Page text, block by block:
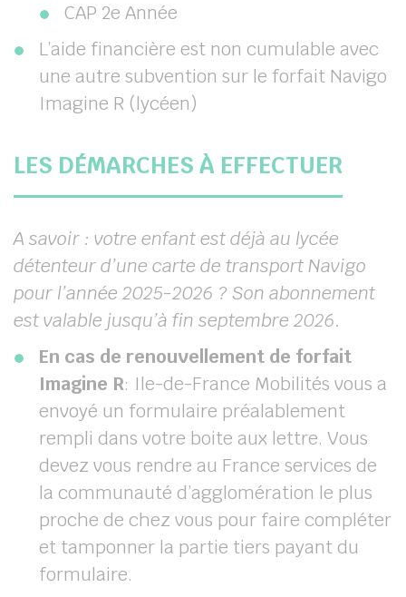
CAP 2e Année
L’aide financière est non cumulable avec
une autre subvention sur le forfait Navigo
Imagine R (lycéen)
LES DÉMARCHES À EFFECTUER
A savoir : votre enfant est déjà au lycée
détenteur d’une carte de transport Navigo
pour l’année 2025-2026 ? Son abonnement
est valable jusqu’à fin septembre 2026.
En cas de renouvellement de forfait
Imagine R: Ile-de-France Mobilités vous a
envoyé un formulaire préalablement
rempli dans votre boite aux lettre. Vous
devez vous rendre au France services de
la communauté d’agglomération le plus
proche de chez vous pour faire compléter
et tamponner la partie tiers payant du
formulaire.